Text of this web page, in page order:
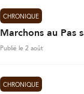
CHRONIQUE
Marchons au Pas
Publié le 2 août
CHRONIQUE